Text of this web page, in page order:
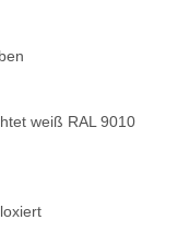
weiß RAL 9010